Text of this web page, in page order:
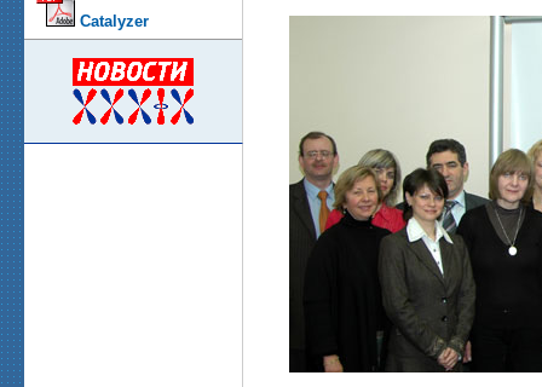
Catalyzer